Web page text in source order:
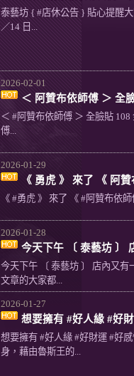
泰藝坊 { #店休公告 } 貼心提醒
／14 日...
2026-02-01
＜ 阿贊布依師傅 ＞ 全
＜ #阿贊布依師傅 ＞ 全臉貼
傅...
2026-01-29
《 勇虎 》 來了 《 阿
《 #勇虎 》 來了 《 #阿贊布依
2026-01-28
今天下午 〔 泰藝坊 〕
今天下午 〔 泰藝坊 〕 店內又有
文章的大家都...
2026-01-27
想要擁有 #好人緣 #好
想要擁有 #好人緣 #好財運 #好
身，藉由魯斯王的...